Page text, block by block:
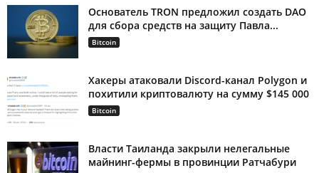
Основатель TRON предложил создать DAO
для сбора средств на защиту Павла...
Bitcoin
Хакеры атаковали Discord-канал Polygon и
похитили криптовалюту на сумму $145 000
Bitcoin
Власти Таиланда закрыли нелегальные
майнинг-фермы в провинции Ратчабури